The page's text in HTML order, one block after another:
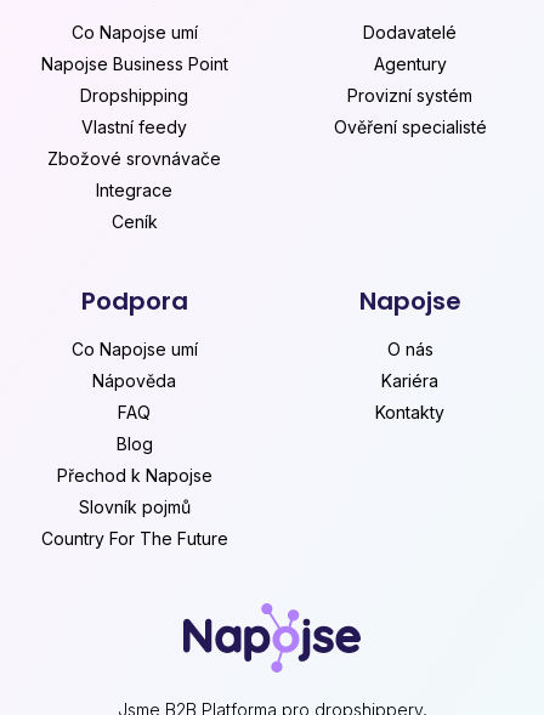
Jsme B2B Platforma pro dropshippery,
Co Napojse umí
Napojse Business Point
Dropshipping
Vlastní feedy
Zbožové srovnávače
Integrace
Ceník
Dodavatelé
Agentury
Provizní systém
Ověření specialisté
Podpora
Co Napojse umí
Nápověda
FAQ
Blog
Přechod k Napojse
Slovník pojmů
Country For The Future
Napojse
O nás
Kariéra
Kontakty